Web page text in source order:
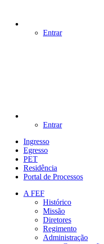
Entrar
Entrar
Ingresso
Egresso
PET
Residência
Portal de Processos
A FEF
Histórico
Missão
Diretores
Regimento
Administração